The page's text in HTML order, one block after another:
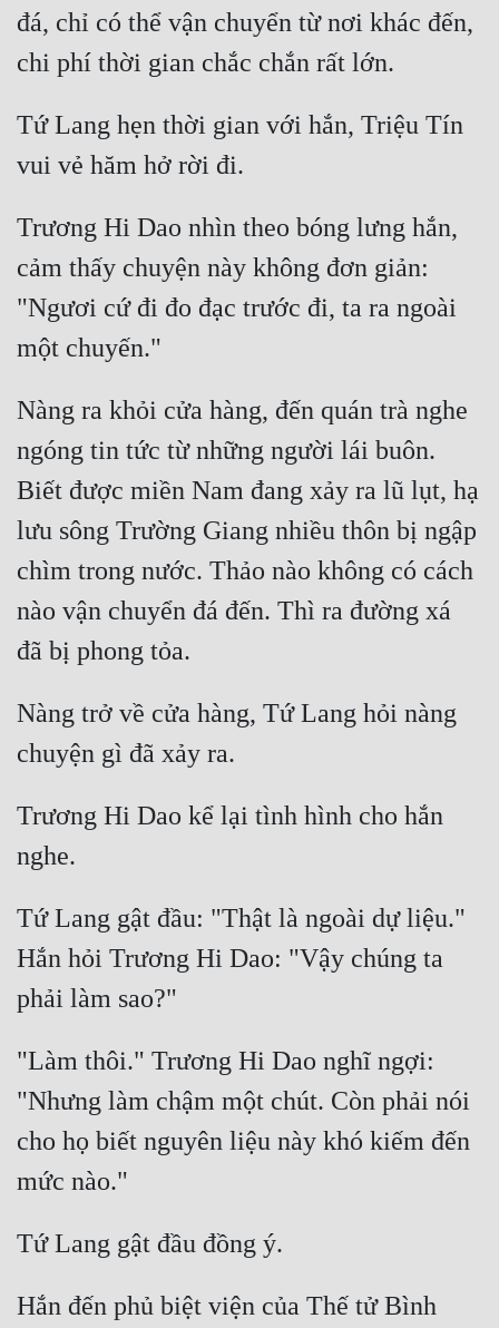
đá, chỉ có thể vận chuyển từ nơi khác đến,
Tứ Lang hẹn thời gian với hắn, Triệu Tín
Trương Hi Dao nhìn theo bóng lưng hắn,
cảm thấy chuyện này không đơn giản:
"Ngươi cứ đi đo đạc trước đi, ta ra ngoài
Nàng ra khỏi cửa hàng, đến quán trà nghe
ngóng tin tức từ những người lái buôn.
Biết được miền Nam đang xảy ra lũ lụt, hạ
lưu sông Trường Giang nhiều thôn bị ngập
chìm trong nước. Thảo nào không có cách
nào vận chuyển đá đến. Thì ra đường xá
Nàng trở về cửa hàng, Tứ Lang hỏi nàng
Trương Hi Dao kể lại tình hình cho hắn
Tứ Lang gật đầu: "Thật là ngoài dự liệu."
Hắn hỏi Trương Hi Dao: "Vậy chúng ta
"Làm thôi." Trương Hi Dao nghĩ ngợi:
"Nhưng làm chậm một chút. Còn phải nói
cho họ biết nguyên liệu này khó kiếm đến
Hắn đến phủ biệt viện của Thế tử Bình